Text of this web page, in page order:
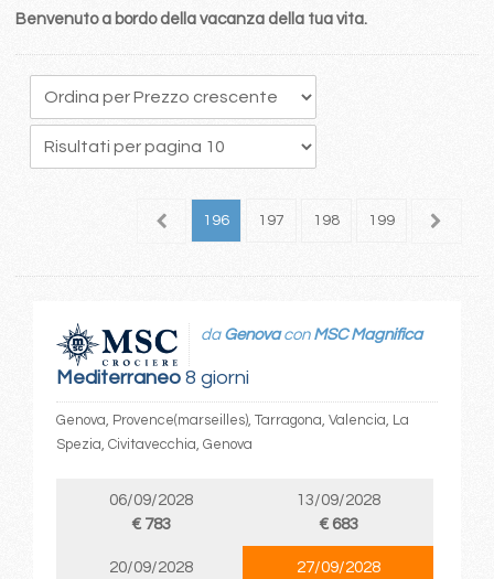
Benvenuto a bordo della vacanza della tua vita.
195 196 197 198 199 200
Mediterraneo8 giorni
da Genovacon MSC Magnifica
Genova, Provence(marseilles), Tarragona, Valencia, La
Spezia, Civitavecchia, Genova
06/09/2028
€ 783
13/09/2028
€ 683
20/09/2028
27/09/2028